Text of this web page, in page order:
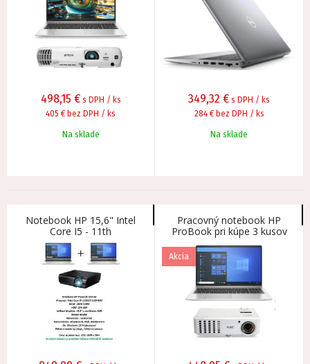
498,15 € s DPH / ks
405 € bez DPH / ks
Na sklade
349,32 € s DPH / ks
284 € bez DPH / ks
Na sklade
Notebook HP 15,6" Intel
Core I5 - 11th
gen,16GBDDR4 - ku dvom
kusom projektor
Pracovný notebook HP
ProBook pri kúpe 3 kusov
projektor ACER zadarmo!
Akcia